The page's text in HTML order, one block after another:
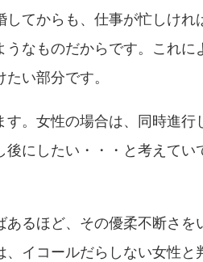
てからも、仕事が忙しけれ
なものだからです。これ
い部分です。
。女性の場合は、同時進
にしたい・・・と考えて
るほど、その優柔不断さ
イコールだらしない女性と